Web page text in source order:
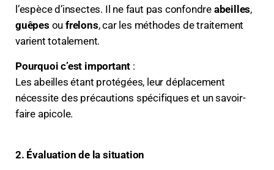
l’espèce d’insectes. Il ne faut pas confondre abeilles,
guêpes oufrelons, car les méthodes de traitement
varient totalement.
Pourquoi c’est important :
Les abeilles étant protégées, leur déplacement
nécessite des précautions spécifiques et un savoir-
faire apicole.
2. Évaluation de la situation